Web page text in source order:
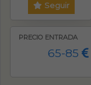
Seguir
PRECIO ENTRADA
65-85